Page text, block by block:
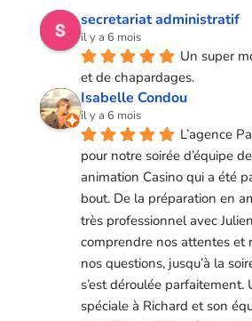
secretariat administratif
il y a 6 mois
Un super
et de chapardages.
Isabelle Condou
il y a 6 mois
L’agence
pour notre soirée d’équipe
animation Casino qui a été
bout. De la préparation en
très professionnel avec
comprendre nos attentes et
nos questions, jusqu’à la
s’est déroulée parfaitement.
spéciale à Richard et son